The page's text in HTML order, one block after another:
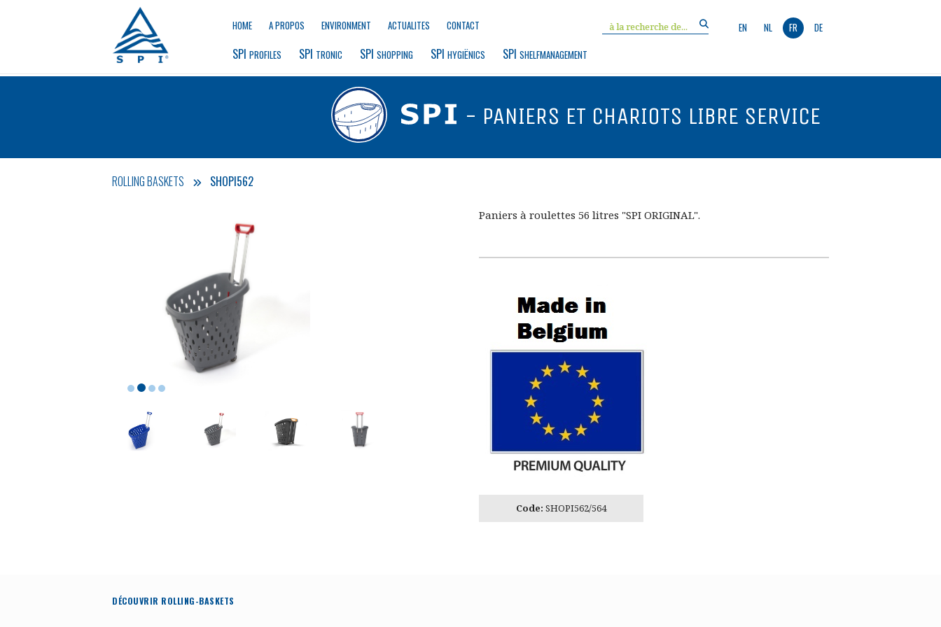
HOME A PROPOS ENVIRONMENT ACTUALITES CONTACT EN NL FR DE
SPI PROFILES SPI TRONIC SPI SHOPPING SPI HYGIËNICS SPI SHELFMANAGEMENT
- PANIERS ET CHARIOTS LIBRE SERVICE
ROLLING BASKETS SHOPI562
Paniers à roulettes 56 litres "SPI ORIGINAL".
Code: SHOPI562/564
DÉCOUVRIR ROLLING-BASKETS